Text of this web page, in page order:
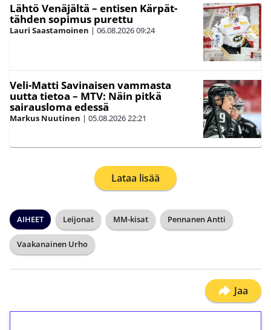
Lähtö Venäjältä – entisen Kärpät-
tähden sopimus purettu
Lauri Saastamoinen | 06.08.202609:24
Veli-Matti Savinaisen vammasta
uutta tietoa – MTV: Näin pitkä
sairausloma edessä
Markus Nuutinen | 05.08.202622:21
Lataa lisää
AIHEET Leijonat MM-kisat Pennanen Antti
Vaakanainen Urho
Jaa